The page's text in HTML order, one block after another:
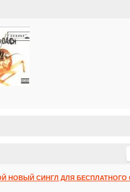
НОВЫЙ СИНГЛ ДЛЯ БЕСПЛАТНОГО